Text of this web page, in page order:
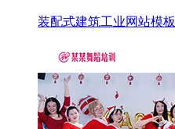
装配式建筑工业网站模板